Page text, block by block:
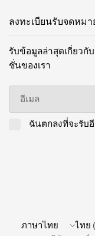
ลงทะเบียนรับจดหมา
รับข้อมูลล่าสุดเกี่ยวกั
ชั่นของเรา
อีเมล
ฉันตกลงที่จะรับ
อัปเดต
อัปเ